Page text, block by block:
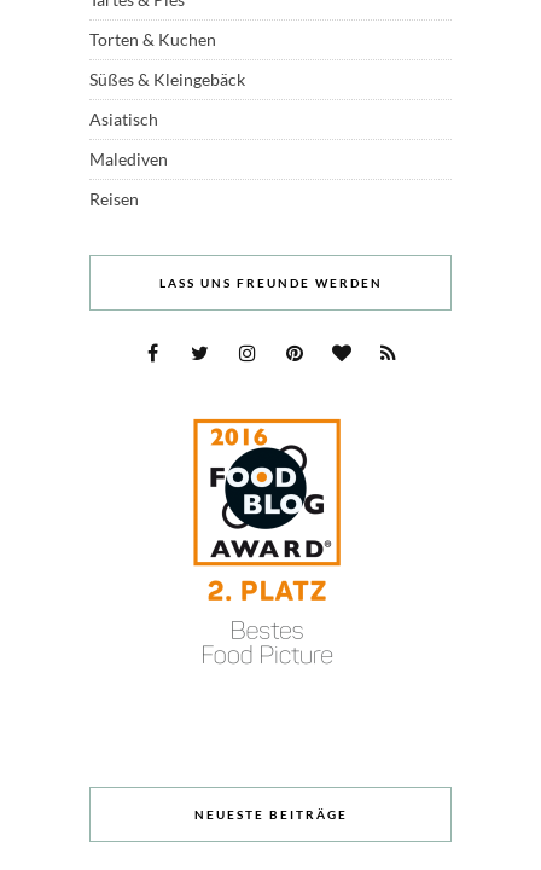
Torten & Kuchen
Süßes & Kleingebäck
Asiatisch
Malediven
Reisen
LASS UNS FREUNDE WERDEN
NEUESTE BEITRÄGE